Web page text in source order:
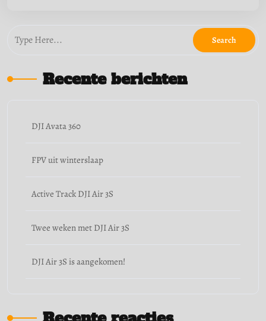
Recente berichten
DJI Avata 360
FPV uit winterslaap
Active Track DJI Air 3S
Twee weken met DJI Air 3S
DJI Air 3S is aangekomen!